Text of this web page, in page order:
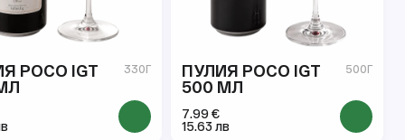
РОСО IGT
330Г
ПУЛИЯ РОСО IGT
500 МЛ
500Г
7.99 €
15.63 лв